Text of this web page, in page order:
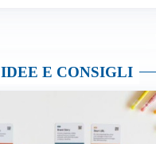
IDEE E CONSIGLI